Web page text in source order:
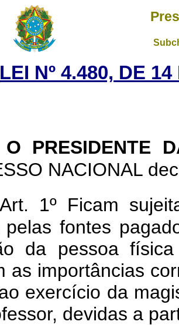
LEI Nº 4.480, DE
O PRESIDENTE
NACIONAL
Art. 1º Ficam
pelas fontes
da pessoa
as importâncias
exercício da
devidas a